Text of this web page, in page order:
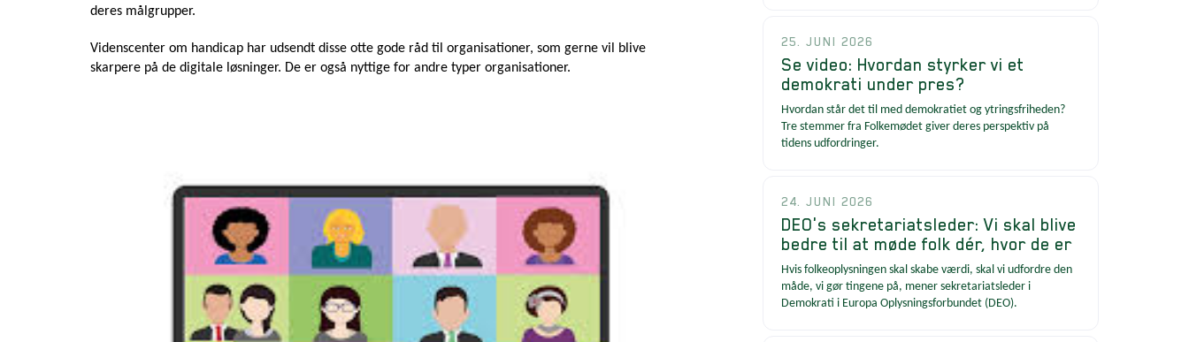
25. JUNI 2026
Se video: Hvordan styrker vi et
demokrati under pres?
Hvordan står det til med demokratiet og ytringsfriheden?
Tre stemmer fra Folkemødet giver deres perspektiv på
tidens udfordringer.
24. JUNI 2026
DEO's sekretariatsleder: Vi skal blive
bedre til at møde folk dér, hvor de er
Hvis folkeoplysningen skal skabe værdi, skal vi udfordre den
måde, vi gør tingene på, mener sekretariatsleder i
Demokrati i Europa Oplysningsforbundet (DEO).
deres målgrupper.
Videnscenter om handicap har udsendt disse otte gode råd til organisationer, som gerne vil blive
skarpere på de digitale løsninger. De er også nyttige for andre typer organisationer.